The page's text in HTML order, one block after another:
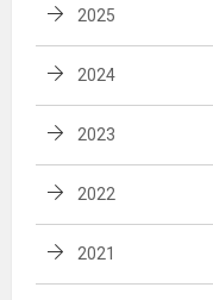
2025
2024
2023
2022
2021